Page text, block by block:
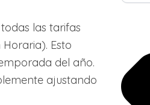
las tarifas
Esto
del año.
ajustando